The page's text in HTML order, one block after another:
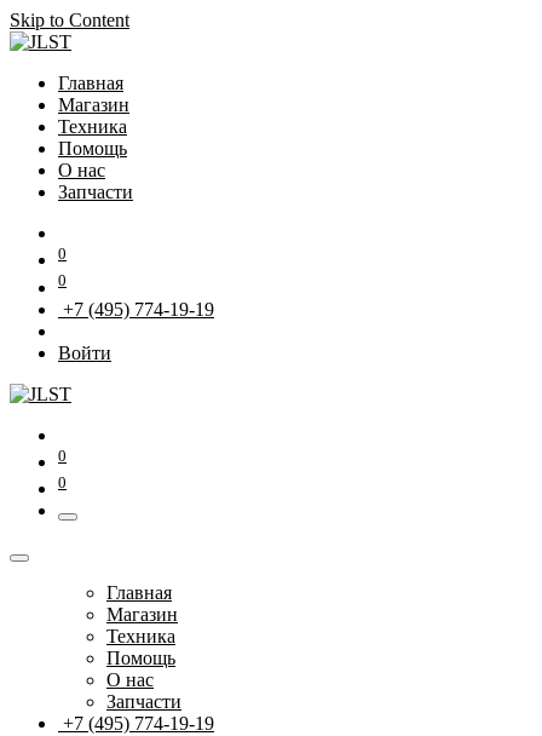
Skip to Content
Главная
Магазин
Техника
Помощь
О нас
Запчасти
0
0
+7 (495) 774-19-19
Войти
0
0
Главная
Магазин
Техника
Помощь
О нас
Запчасти
+7 (495) 774-19-19